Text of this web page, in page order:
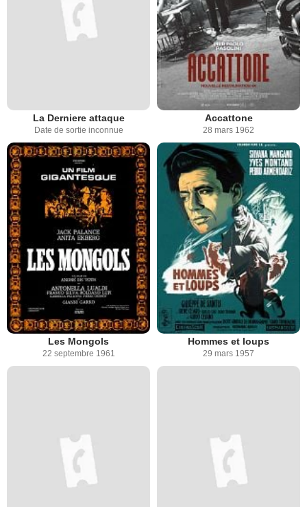
La Derniere attaque
Date de sortie inconnue
Accattone
28 mars 1962
Les Mongols
22 septembre 1961
Hommes et loups
29 mars 1957